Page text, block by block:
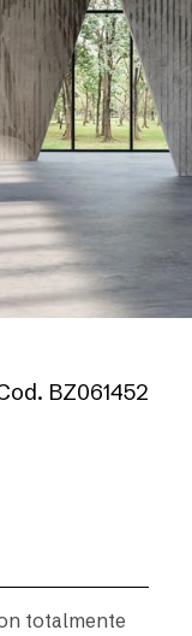
BZ061452
totalmente